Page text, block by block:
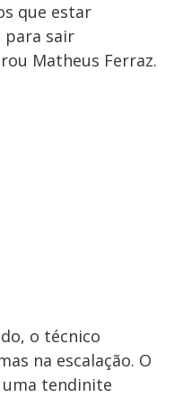
que estar
para sair
Matheus Ferraz.
o técnico
na escalação. O
uma tendinite